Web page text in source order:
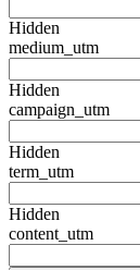
Hidden
medium_utm
Hidden
campaign_utm
Hidden
term_utm
Hidden
content_utm